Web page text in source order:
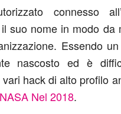
connesso
suo nome in modo da
Essendo
nascosto ed è
hack di alto profilo
Nel 2018.